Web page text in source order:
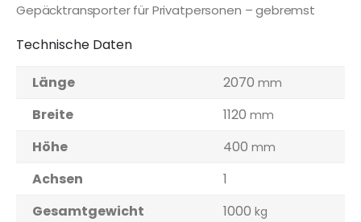
Gepäcktransporter für Privatpersonen – gebremst
Technische Daten
Länge 2070 mm
Breite 1120 mm
Höhe 400 mm
Achsen
1
Gesamtgewicht
1000 kg